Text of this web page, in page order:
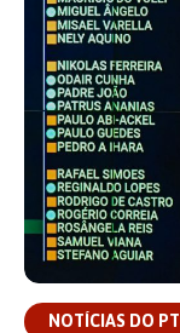
NOTÍCIAS DO PT